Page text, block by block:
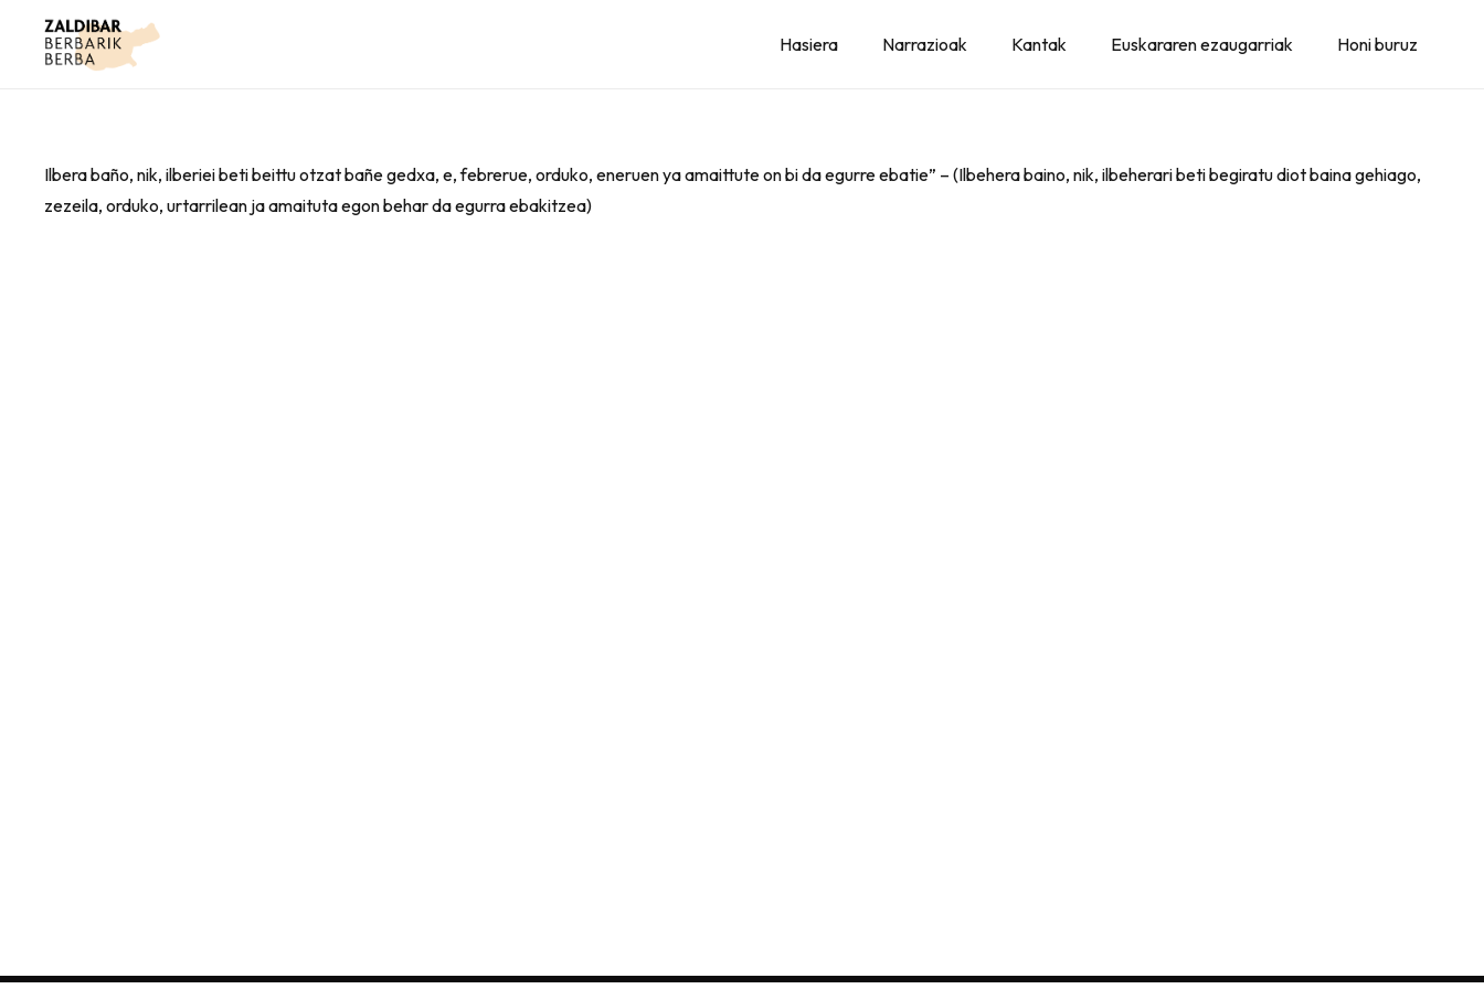
Hasiera Narrazioak Kantak Euskararen ezaugarriak Honi buruz
Ilbera baño, nik, ilberiei beti beittu otzat bañe gedxa, e, febrerue, orduko, eneruen ya amaittute on bi da egurre ebatie” – (Ilbehera baino, nik, ilbeherari beti begiratu diot baina gehiago,
zezeila, orduko, urtarrilean ja amaituta egon behar da egurra ebakitzea)